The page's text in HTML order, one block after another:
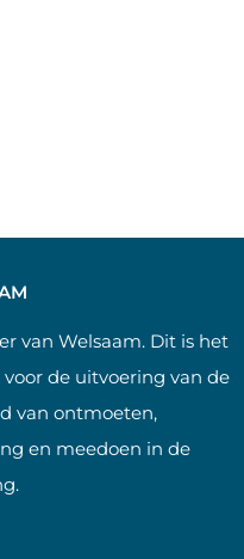
van Welsaam. Dit is het
de uitvoering van de
van ontmoeten,
en meedoen in de